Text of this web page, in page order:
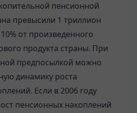
пенсионной
превысили 1 триллион
от произведенного
продукта страны. При
предпосылкой можно
динамику роста
Если в 2006 году
пенсионных накоплений